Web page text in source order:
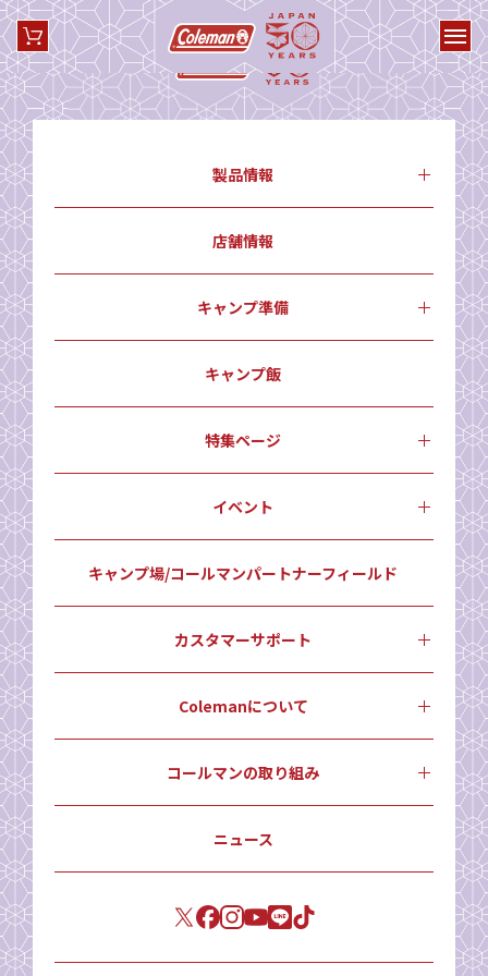
製品情報
店舗情報
キャンプ準備
キャンプ飯
特集ページ
イベント
キャンプ場/コールマンパートナーフィールド
カスタマーサポート
Colemanについて
コールマンの取り組み
ニュース